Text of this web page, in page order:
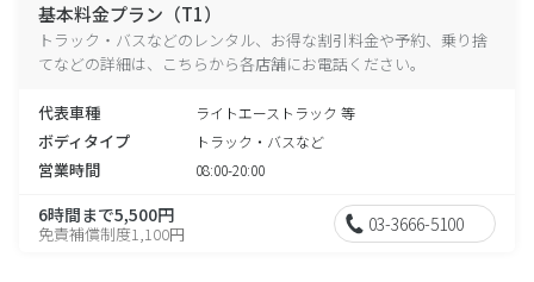
基本料金プラン（T1）
トラック・バスなどのレンタル、お得な割引料金や予約、乗り捨
てなどの詳細は、こちらから各店舗にお電話ください。
代表車種 ライトエーストラック 等
ボディタイプ トラック・バスなど
営業時間 08:00-20:00
6時間まで5,500円
免責補償制度1,100円 03-3666-5100